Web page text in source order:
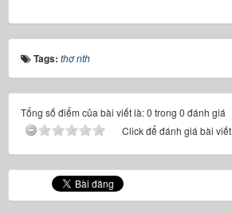
Tags: thơ nth
Tổng số điểm của bài viết là: 0 trong 0 đánh giá
Click để đánh giá bài viết